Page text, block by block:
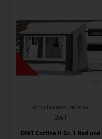
Artikelnummer: 902035
DWT
DWT Cortina II Gr. 1 Rad und